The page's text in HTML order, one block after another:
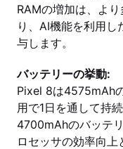
RAMの増加は、よ
り、AI機能を利用
与します。
バッテリーの挙動:
Pixel 8は4575mAh
用で1日を通して持
4700mAhのバッテ
ロセッサの効率向